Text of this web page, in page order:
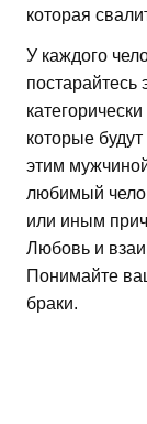
которая
У каждого
постарайтесь
которые
этим
любимый
или иным
Любовь и
Понимайте
браки.